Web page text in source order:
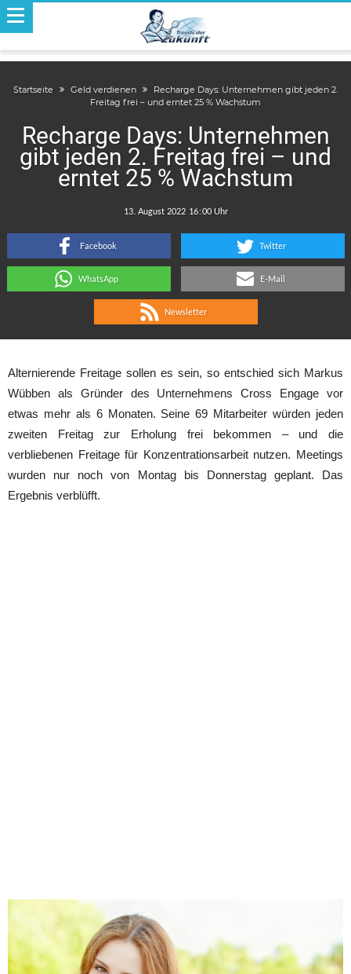
Startseite Geld verdienen
Recharge Days: Unternehmen gibt jeden 2.
Freitag frei – und erntet 25 % Wachstum
Recharge Days: Unternehmen
gibt jeden 2. Freitag frei – und
erntet 25 % Wachstum
:
Facebook Twitter
WhatsApp E-Mail
Newsletter
Alternierende Freitage sollen es sein, so entschied sich Markus
Wübben als Gründer des Unternehmens Cross Engage vor
etwas mehr als 6 Monaten. Seine 69 Mitarbeiter würden jeden
zweiten Freitag zur Erholung frei bekommen – und die
verbliebenen Freitage für Konzentrationsarbeit nutzen. Meetings
wurden nur noch von Montag bis Donnerstag geplant. Das
Ergebnis verblüfft.